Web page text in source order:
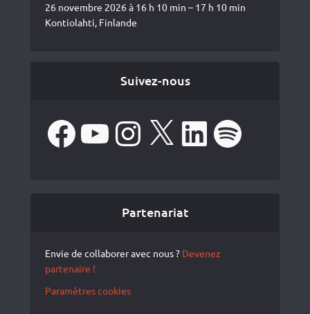
26 novembre 2026 à 16 h 10 min – 17 h 10 min
Kontiolahti, Finlande
Suivez-nous
FacebookYouTube Instagram LinkedIn Spotify
Partenariat
Envie de collaborer avec nous ? Devenez
partenaire !
Paramètres cookies